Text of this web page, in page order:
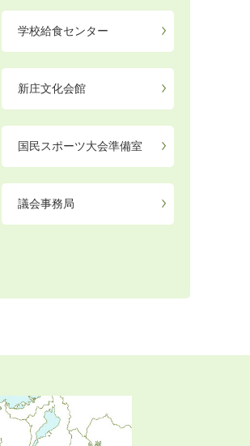
学校給食センター
新庄文化会館
国民スポーツ大会準備室
議会事務局